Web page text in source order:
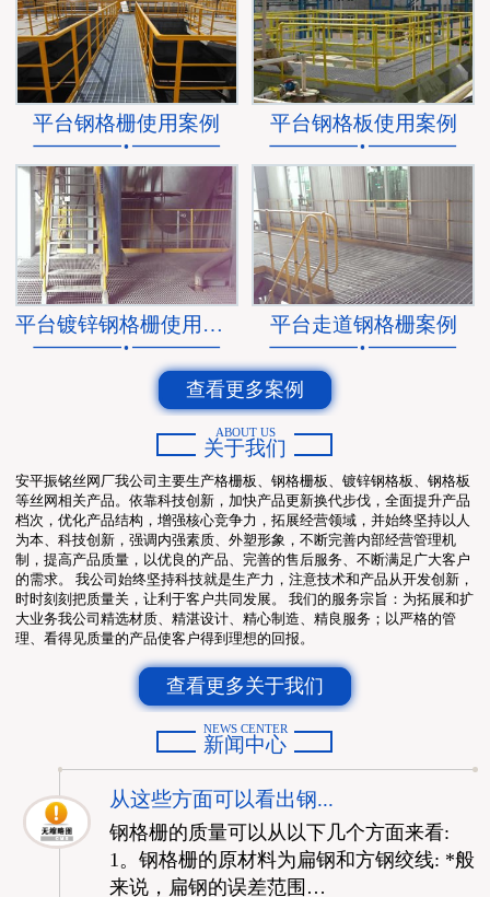
平台钢格栅使用案例 平台钢格板使用案例
平台镀锌钢格栅使用案例 平台走道钢格栅案例
查看更多案例
ABOUT US
关于我们
安平振铭丝网厂我公司主要生产格栅板、钢格栅板、镀锌钢格板、钢格板
等丝网相关产品。依靠科技创新，加快产品更新换代步伐，全面提升产品
档次，优化产品结构，增强核心竞争力，拓展经营领域，并始终坚持以人
为本、科技创新，强调内强素质、外塑形象，不断完善内部经营管理机
制，提高产品质量，以优良的产品、完善的售后服务、不断满足广大客户
的需求。 我公司始终坚持科技就是生产力，注意技术和产品从开发创新，
时时刻刻把质量关，让利于客户共同发展。 我们的服务宗旨：为拓展和扩
大业务我公司精选材质、精湛设计、精心制造、精良服务；以严格的管
理、看得见质量的产品使客户得到理想的回报。
查看更多关于我们
NEWS CENTER
新闻中心
从这些方面可以看出钢...
钢格栅的质量可以从以下几个方面来看:
1。钢格栅的原材料为扁钢和方钢绞线: *般
来说，扁钢的误差范围…